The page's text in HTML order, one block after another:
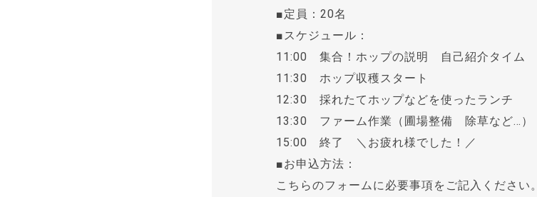
■定員：20名
■スケジュール：
11:00 集合！ホップの説明 自己紹介タイム
11:30 ホップ収穫スタート
12:30 採れたてホップなどを使ったランチ
13:30 ファーム作業（圃場整備 除草など…）
15:00 終了 ＼お疲れ様でした！／
■お申込方法：
こちらのフォームに必要事項をご記入ください。